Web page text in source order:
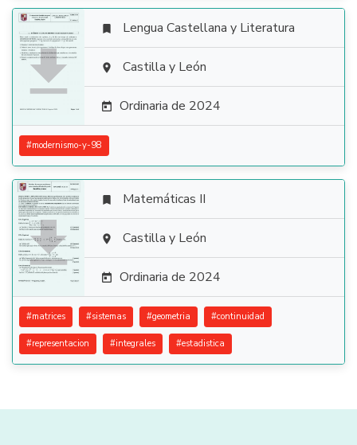

 Lengua Castellana y Literatura
 Castilla y León
 Ordinaria de 2024
#modernismo-y-98

 Matemáticas II
 Castilla y León
 Ordinaria de 2024
#matrices #sistemas #geometria #continuidad
#representacion #integrales #estadistica